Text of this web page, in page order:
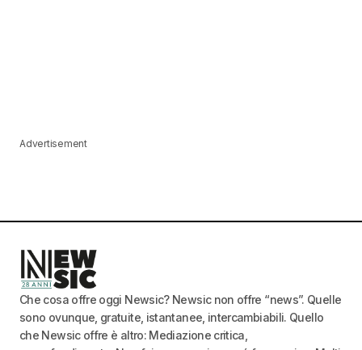
Advertisement
Che cosa offre oggi Newsic? Newsic non offre “news”. Quelle
sono ovunque, gratuite, istantanee, intercambiabili. Quello
che Newsic offre è altro: Mediazione critica,